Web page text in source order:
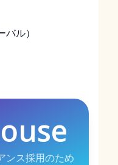
ル）
ンス採用のため